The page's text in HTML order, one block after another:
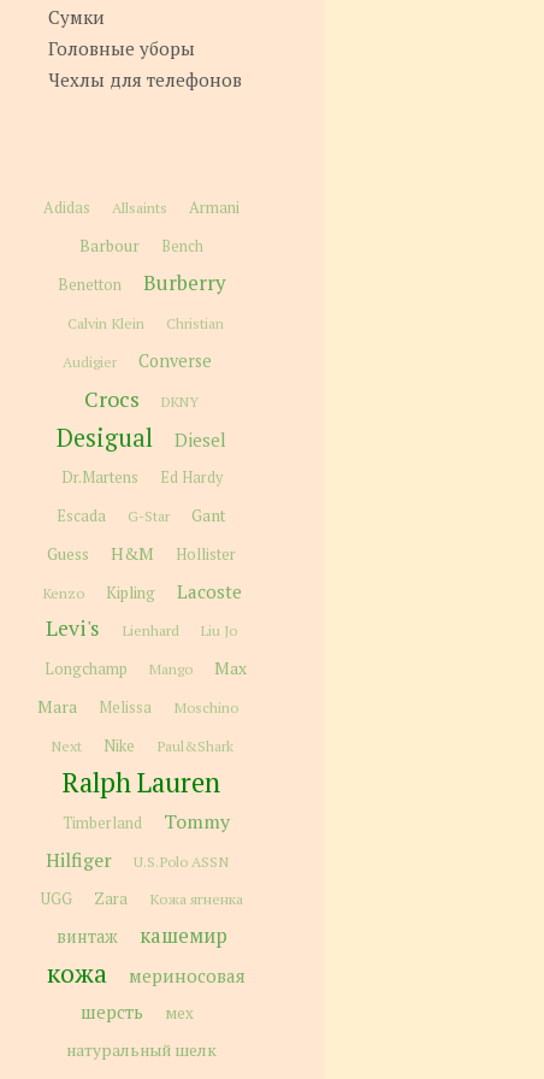
Сумки
Головные уборы
Чехлы для телефонов
Adidas Allsaints Armani
Barbour
Bench
Benetton
Burberry
Calvin Klein Christian
Audigier Converse
Crocs DKNY
Desigual Diesel
Dr.Martens
Ed Hardy
Escada
G-Star
Gant
Guess
H&M Hollister
Kenzo Kipling Lacoste
Levi's Lienhard Liu Jo
Longchamp Mango
Max
Mara
Melissa Moschino
Next Nike Paul&Shark
Ralph Lauren
Timberland
Tommy
Hilfiger
U.S.Polo ASSN
UGG Zara Кожа ягненка
винтаж кашемир
кожа
мериносовая
шерсть
мех
натуральный шелк